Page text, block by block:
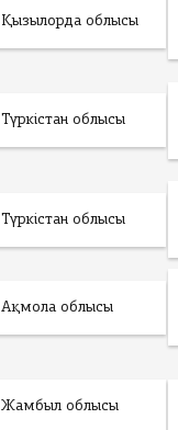
Қызылорда облысы
Түркістан облысы
Түркістан облысы
Ақмола облысы
Жамбыл облысы